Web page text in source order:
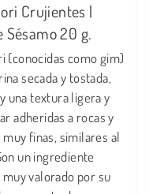
Crujientes |
Sésamo 20 g.
(conocidas como gim)
secada y tostada,
una textura ligera y
adheridas a rocas y
finas, similares al
un ingrediente
muy valorado por su